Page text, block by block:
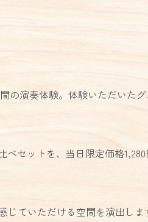
演奏体験。体験いただいた
セットを、当日限定価格1,280
ていただける空間を演出しま